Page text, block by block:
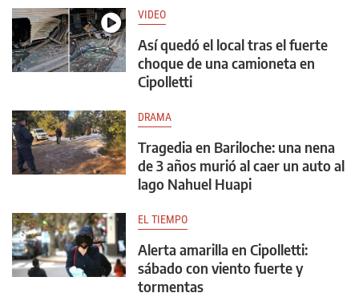
VIDEO
Así quedó el local tras el fuerte
choque de una camioneta en
Cipolletti
DRAMA
Tragedia en Bariloche: una nena
de 3 años murió al caer un auto al
lago Nahuel Huapi
EL TIEMPO
Alerta amarilla en Cipolletti:
sábado con viento fuerte y
tormentas